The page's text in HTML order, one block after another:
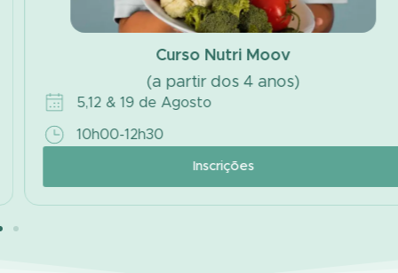
Curso Nutri Moov
(a partir dos 4 anos)
5,12 & 19 de Agosto
10h00-12h30
Inscrições